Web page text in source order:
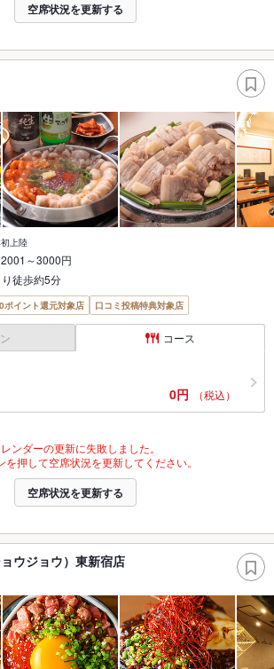
空席状況を更新する
上陸
2001～3000円
徒歩約5分
ポイント還元対象店 口コミ投稿特典対象店
コース
0円 （税込）
ンダーの更新に失敗しました。
を押して空席状況を更新してください。
空席状況を更新する
ウジョウ）東新宿店